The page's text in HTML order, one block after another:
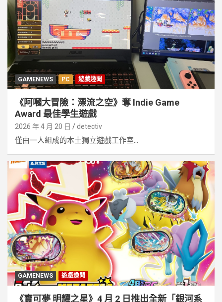
GAMENEWS PC 遊戲趣聞
《阿嘓大冒險：漂流之空》奪 Indie Game
Award 最佳學生遊戲
2026 年 4 月 20 日 detectiv
僅由一人組成的本土獨立遊戲工作室...
GAMENEWS 遊戲趣聞
《寶可夢 明耀之星》4 月 2 日推出全新「銀河系